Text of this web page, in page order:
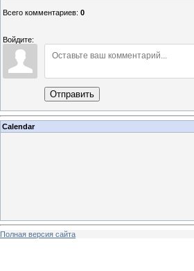
Всего комментариев: 0
Войдите:
Отправить
Calendar
Полная версия сайта